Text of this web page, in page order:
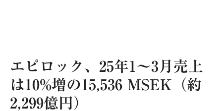
エピロック、25年1〜3月売上
は10%増の15,536 MSEK（約
2,299億円）